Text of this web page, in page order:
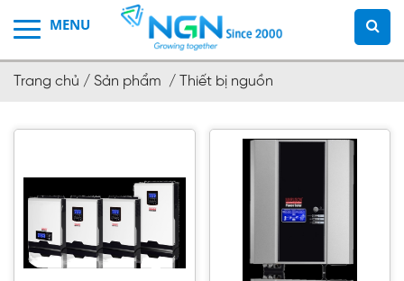
Trang chủ / Sản phẩm / Thiết bị nguồn